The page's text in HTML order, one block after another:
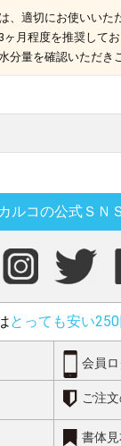
、適切にお使いいた
ヶ月程度を推奨して
分量を確認いただき
ルコの公式ＳＮ
とっても安い
会員
ご注
書体